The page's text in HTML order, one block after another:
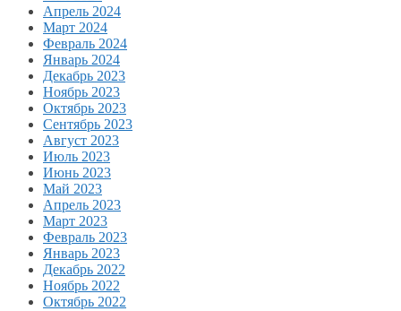
Апрель 2024
Март 2024
Февраль 2024
Январь 2024
Декабрь 2023
Ноябрь 2023
Октябрь 2023
Сентябрь 2023
Август 2023
Июль 2023
Июнь 2023
Май 2023
Апрель 2023
Март 2023
Февраль 2023
Январь 2023
Декабрь 2022
Ноябрь 2022
Октябрь 2022